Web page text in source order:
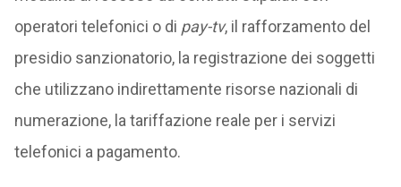
operatori telefonici o di pay-tv, il rafforzamento del
presidio sanzionatorio, la registrazione dei soggetti
che utilizzano indirettamente risorse nazionali di
numerazione, la tariffazione reale per i servizi
telefonici a pagamento.